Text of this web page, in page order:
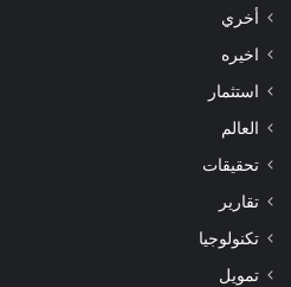
أخري
اخيره
استثمار
العالم
تحقيقات
تقارير
تكنولوجيا
تمويل